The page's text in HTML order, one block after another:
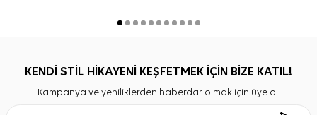
KENDİ STİL HİKAYENİ KEŞFETMEK İÇİN BİZE KATIL!
Kampanya ve yeniliklerden haberdar olmak için üye ol.